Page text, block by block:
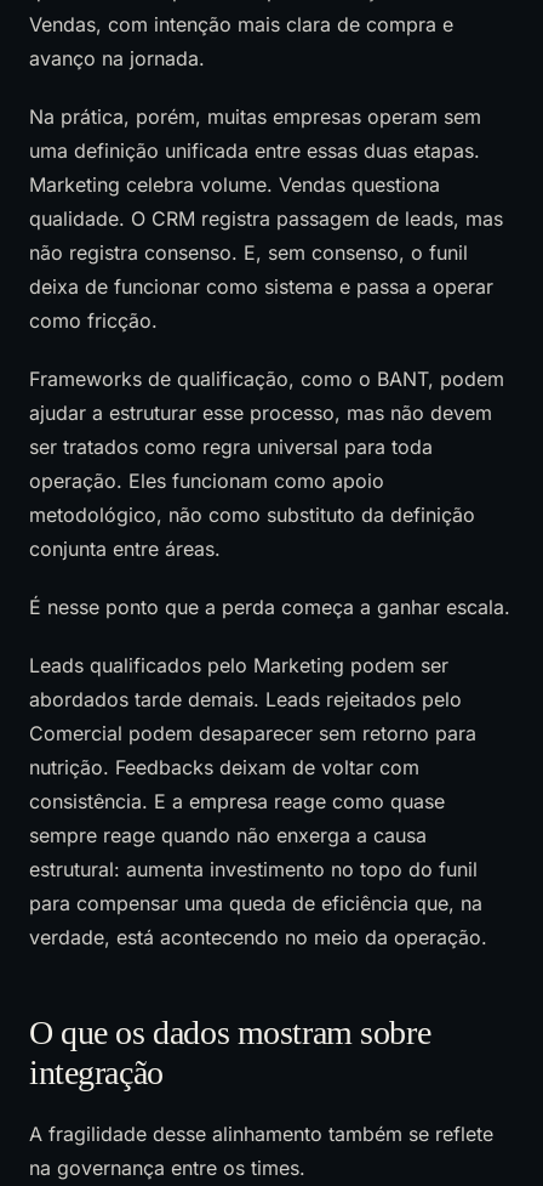
Vendas, com intenção mais clara de compra e
avanço na jornada.
Na prática, porém, muitas empresas operam sem
uma definição unificada entre essas duas etapas.
Marketing celebra volume. Vendas questiona
qualidade. O CRM registra passagem de leads, mas
não registra consenso. E, sem consenso, o funil
deixa de funcionar como sistema e passa a operar
como fricção.
Frameworks de qualificação, como o BANT, podem
ajudar a estruturar esse processo, mas não devem
ser tratados como regra universal para toda
operação. Eles funcionam como apoio
metodológico, não como substituto da definição
conjunta entre áreas.
É nesse ponto que a perda começa a ganhar escala.
Leads qualificados pelo Marketing podem ser
abordados tarde demais. Leads rejeitados pelo
Comercial podem desaparecer sem retorno para
nutrição. Feedbacks deixam de voltar com
consistência. E a empresa reage como quase
sempre reage quando não enxerga a causa
estrutural: aumenta investimento no topo do funil
para compensar uma queda de eficiência que, na
verdade, está acontecendo no meio da operação.
O que os dados mostram sobre
integração
A fragilidade desse alinhamento também se reflete
na governança entre os times.